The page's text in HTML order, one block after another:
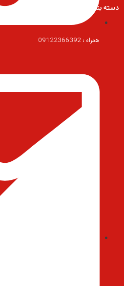
همراه : 09122366392
دسته بندی محصولات